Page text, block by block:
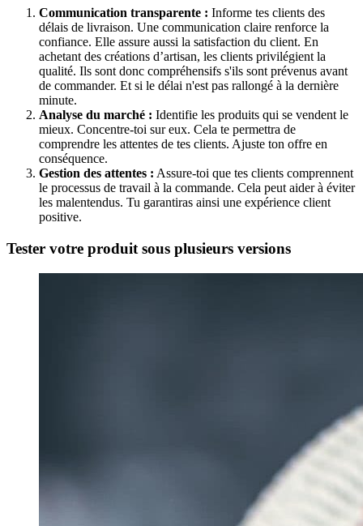
Communication transparente : Informe tes clients des
délais de livraison. Une communication claire renforce la
confiance. Elle assure aussi la satisfaction du client. En
achetant des créations d’artisan, les clients privilégient la
qualité. Ils sont donc compréhensifs s'ils sont prévenus avant
de commander. Et si le délai n'est pas rallongé à la dernière
minute.
Analyse du marché : Identifie les produits qui se vendent le
mieux. Concentre-toi sur eux. Cela te permettra de
comprendre les attentes de tes clients. Ajuste ton offre en
conséquence.
Gestion des attentes : Assure-toi que tes clients comprennent
le processus de travail à la commande. Cela peut aider à éviter
les malentendus. Tu garantiras ainsi une expérience client
positive.
Tester votre produit sous plusieurs versions